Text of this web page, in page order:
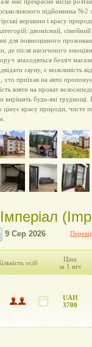
підйомника №2
вершини і красу
двомісний,
для повноцінного
де після насиченого
знаходяться безліч
сауну, є можливість
хто приїхав на авто
взяти на прокат
вирішать будь-які труднощі.
цінує красу природи, чисте
осіб
Ціна
за 1 ніч
UAH
3700